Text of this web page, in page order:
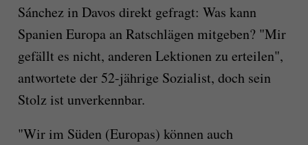
Sánchez in Davos direkt gefragt: Was kann
Spanien Europa an Ratschlägen mitgeben? "Mir
gefällt es nicht, anderen Lektionen zu erteilen",
antwortete der 52-jährige Sozialist, doch sein
Stolz ist unverkennbar.
"Wir im Süden (Europas) können auch